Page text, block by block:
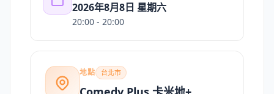
2026年8月8日 星期六
20:00 - 20:00
地點 台北市